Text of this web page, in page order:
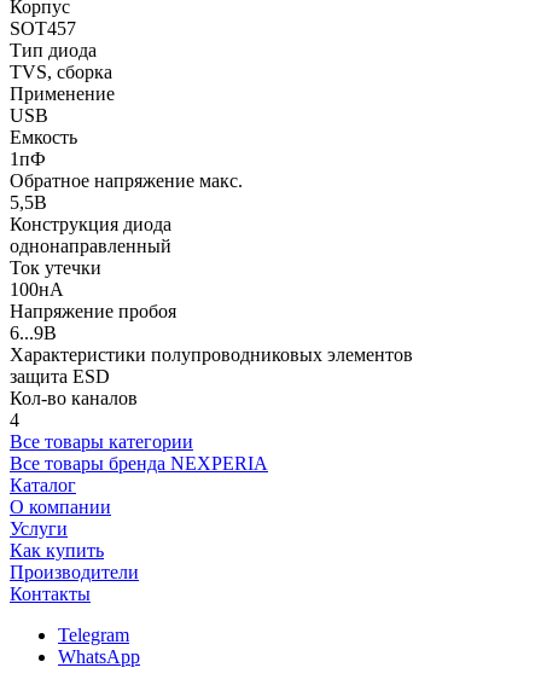
Корпус
SOT457
Тип диода
TVS, сборка
Применение
USB
Емкость
1пФ
Обратное напряжение макс.
5,5В
Конструкция диода
однонаправленный
Ток утечки
100нА
Напряжение пробоя
6...9В
Характеристики полупроводниковых элементов
защита ESD
Кол-во каналов
4
Все товары категории
Все товары бренда NEXPERIA
Каталог
О компании
Услуги
Как купить
Производители
Контакты
Telegram
WhatsApp